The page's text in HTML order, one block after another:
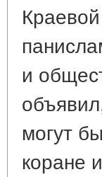
и
могут
коране